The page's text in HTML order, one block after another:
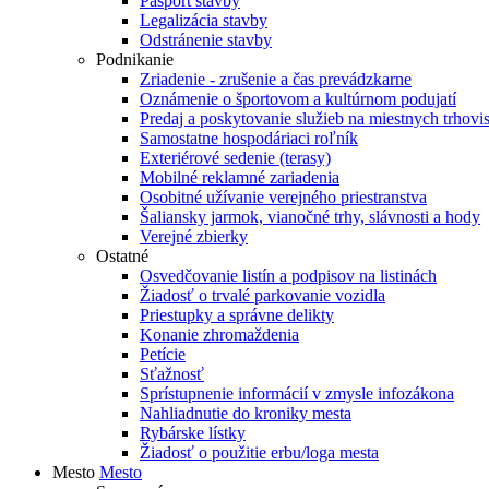
Legalizácia stavby
Odstránenie stavby
Podnikanie
Zriadenie - zrušenie a čas prevádzkarne
Oznámenie o športovom a kultúrnom podujatí
Predaj a poskytovanie služieb na miestnych
Samostatne hospodáriaci roľník
Exteriérové sedenie (terasy)
Mobilné reklamné zariadenia
Osobitné užívanie verejného priestranstva
Šaliansky jarmok, vianočné trhy, slávnosti a hody
Verejné zbierky
Ostatné
Osvedčovanie listín a podpisov na listinách
Žiadosť o trvalé parkovanie vozidla
Priestupky a správne delikty
Konanie zhromaždenia
Petície
Sťažnosť
Sprístupnenie informácií v zmysle infozákona
Nahliadnutie do kroniky mesta
Rybárske lístky
Žiadosť o použitie erbu/loga mesta
Mesto Mesto